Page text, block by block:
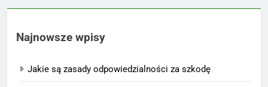
Najnowsze wpisy
Jakie są zasady odpowiedzialności za szkodę